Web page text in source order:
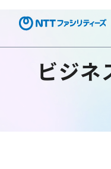
ビジネ